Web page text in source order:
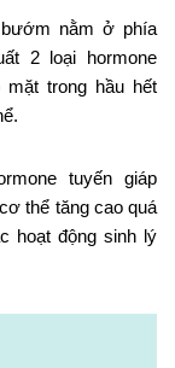
nằm ở phía
2 loại hormone
mặt trong hầu hết
tuyến giáp
thể tăng cao quá
hoạt động sinh lý